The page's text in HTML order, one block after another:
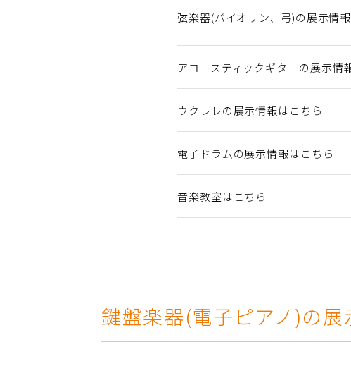
弦楽器(バイオリン、弓)の展示情
アコースティックギターの展示情
ウクレレの展示情報はこちら
電子ドラムの展示情報はこちら
音楽教室はこちら
鍵盤楽器(電子ピアノ)の展